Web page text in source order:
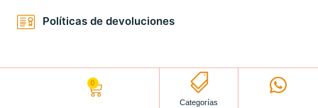
Políticas de devoluciones
0
Categorías